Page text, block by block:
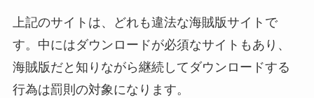
上記のサイトは、どれも違法な海賊版サイトで
す。中にはダウンロードが必須なサイトもあり、
海賊版だと知りながら継続してダウンロードする
行為は罰則の対象になります。